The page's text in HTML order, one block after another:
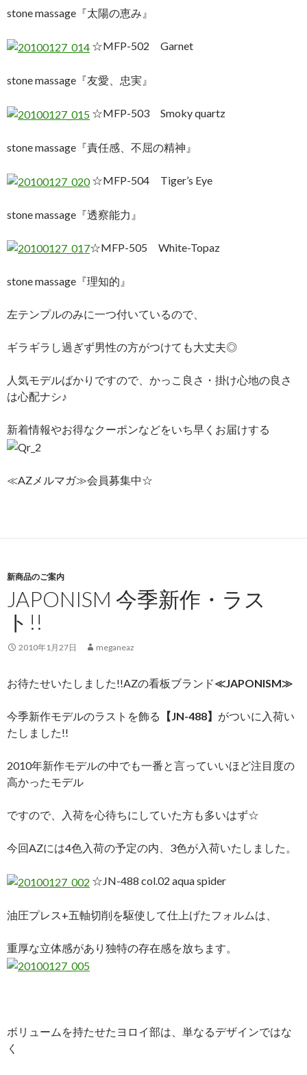
stone massage『太陽の恵み』
☆MFP-502 Garnet
stone massage『友愛、忠実』
☆MFP-503 Smoky quartz
stone massage『責任感、不屈の精神』
☆MFP-504 Tiger’s Eye
stone massage『透察能力』
☆MFP-505 White-Topaz
stone massage『理知的』
左テンプルのみに一つ付いているので、
ギラギラし過ぎず男性の方がつけても大丈夫◎
人気モデルばかりですので、かっこ良さ・掛け心地の良さ
は心配ナシ♪
新着情報やお得なクーポンなどをいち早くお届けする
≪AZメルマガ≫会員募集中☆
新商品のご案内
JAPONISM 今季新作・ラス
ト!!
2010年1月27日 meganeaz
お待たせいたしました!!AZの看板ブランド≪JAPONISM≫
今季新作モデルのラストを飾る 【JN-488】 がついに入荷い
たしました!!
2010年新作モデルの中でも一番と言っていいほど注目度の
高かったモデル
ですので、入荷を心待ちにしていた方も多いはず☆
今回AZには4色入荷の予定の内、3色が入荷いたしました。
☆JN-488 col.02 aqua spider
油圧プレス+五軸切削を駆使して仕上げたフォルムは、
重厚な立体感があり独特の存在感を放ちます。
ボリュームを持たせたヨロイ部は、単なるデザインではな
く